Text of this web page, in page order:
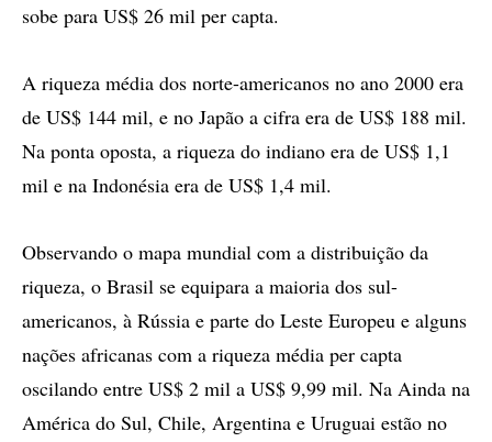
sobe para US$ 26 mil per capta.
A riqueza média dos norte-americanos no ano 2000 era
de US$ 144 mil, e no Japão a cifra era de US$ 188 mil.
Na ponta oposta, a riqueza do indiano era de US$ 1,1
mil e na Indonésia era de US$ 1,4 mil.
Observando o mapa mundial com a distribuição da
riqueza, o Brasil se equipara a maioria dos sul-
americanos, à Rússia e parte do Leste Europeu e alguns
nações africanas com a riqueza média per capta
oscilando entre US$ 2 mil a US$ 9,99 mil. Na Ainda na
América do Sul, Chile, Argentina e Uruguai estão no